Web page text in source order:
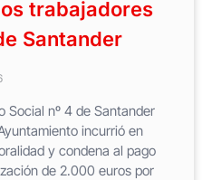
trabajadores
Santander
Social nº 4 de Santander
incurrió en
y condena al pago
de 2.000 euros por